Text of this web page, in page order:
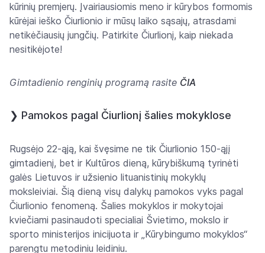
kūrinių premjerų. Įvairiausiomis meno ir kūrybos formomis
kūrėjai ieško Čiurlionio ir mūsų laiko sąsajų, atrasdami
netikėčiausių jungčių. Patirkite Čiurlionį, kaip niekada
nesitikėjote!
Gimtadienio renginių programą rasite ČIA
❯ Pamokos pagal Čiurlionį šalies mokyklose
Rugsėjo 22-ąją, kai švęsime ne tik Čiurlionio 150-ąjį
gimtadienį, bet ir Kultūros dieną, kūrybiškumą tyrinėti
galės Lietuvos ir užsienio lituanistinių mokyklų
moksleiviai. Šią dieną visų dalykų pamokos vyks pagal
Čiurlionio fenomeną. Šalies mokyklos ir mokytojai
kviečiami pasinaudoti specialiai Švietimo, mokslo ir
sporto ministerijos inicijuota ir „Kūrybingumo mokyklos“
parengtu metodiniu leidiniu.